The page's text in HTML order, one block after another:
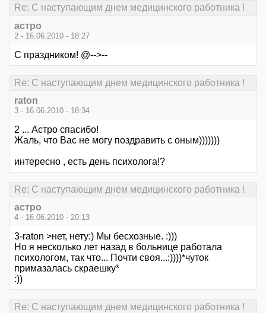
Re: С наступающим днем медицинского работника !
астро
2 - 16.06.2010 - 18:27
С праздником! @-->--
Re: С наступающим днем медицинского работника !
raton
3 - 16.06.2010 - 18:34
2 ... Астро спасибо!
Жаль, что Вас не могу поздравить с оным)))))))
интересно , есть день психолога!?
Re: С наступающим днем медицинского работника !
астро
4 - 16.06.2010 - 20:13
3-raton >нет, нету:) Мы бесхозные. :)))
Но я несколько лет назад в больнице работала
психологом, так что... Почти своя...:))))*чуток
примазалась скраешку*
:))
Re: С наступающим днем медицинского работника !